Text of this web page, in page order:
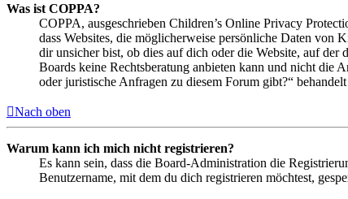
Was ist COPPA?
COPPA, ausgeschrieben Children’s Online Privacy
dass Websites, die möglicherweise persönliche Daten von
dir unsicher bist, ob dies auf dich oder die Website, auf
Boards keine Rechtsberatung anbieten kann und nicht die
oder juristische Anfragen zu diesem Forum gibt?“
Nach oben
Warum kann ich mich nicht registrieren?
Es kann sein, dass die Board-Administration die
Benutzername, mit dem du dich registrieren möchtest,